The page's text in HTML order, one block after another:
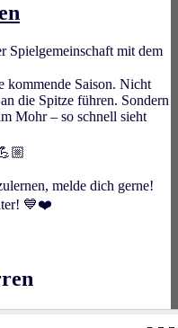
Spielgemeinschaft mit dem
kommende Saison. Nicht
die Spitze führen. Sondern
Mohr – so schnell sieht
melde dich gerne!
💙❤️